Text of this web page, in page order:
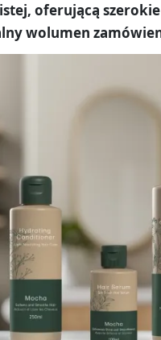
oferującą
wolumen